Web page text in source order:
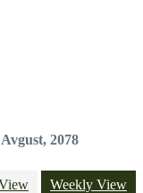
2078
Weekly View